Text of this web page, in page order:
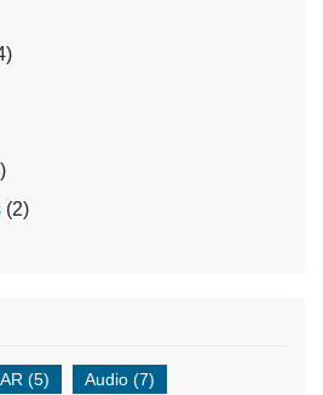
(2)
AR (5) Audio (7)